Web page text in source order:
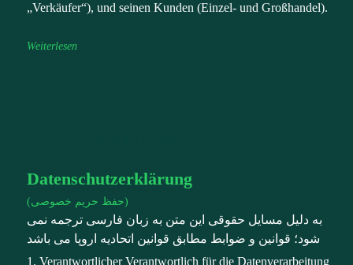
„Verkäufer“), und seinen Kunden (Einzel- und Großhandel).
Weiterlesen
Datenschutzerklärung
(حفظ حریم خصوصی)
به دلیل مسایل حقوقی این متن به زبان فارسی ترجمه نمی
شود؛ قوانین و ضوابط مطابق قوانین اتحادیه اروپا می باشد
1. Verantwortlicher Verantwortlich für die Datenverarbeitung